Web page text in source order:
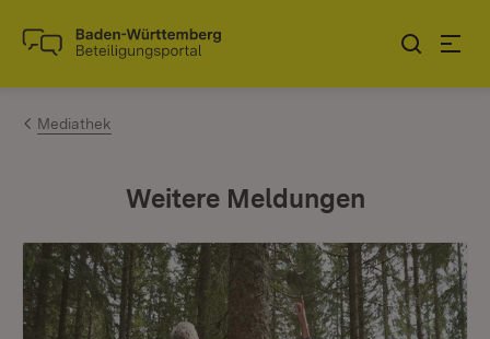
Zum Inhalt springen
Link zur Startseite
Mediathek
Weitere Meldungen